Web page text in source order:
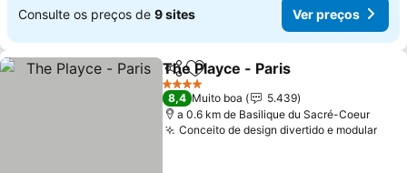
Consulte os preços de 9 sites Ver preços
PartilharAdicionar aos favoritos
The Playce - Paris
4 Estrelas
8,4 Muito boa
5.439
a 0.6 km de Basilique du Sacré-Coeur
Conceito de design divertido e modularVer